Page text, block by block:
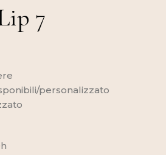
7
personalizzato